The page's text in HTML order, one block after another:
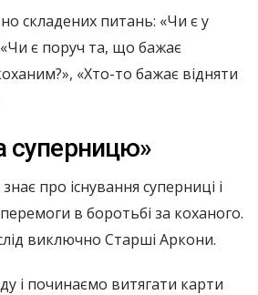
складених питань: «Чи є у
є поруч та, що бажає
«Хто-то бажає відняти
суперницю»
про існування суперниці і
в боротьбі за коханого.
виключно Старші Аркони.
і починаємо витягати карти